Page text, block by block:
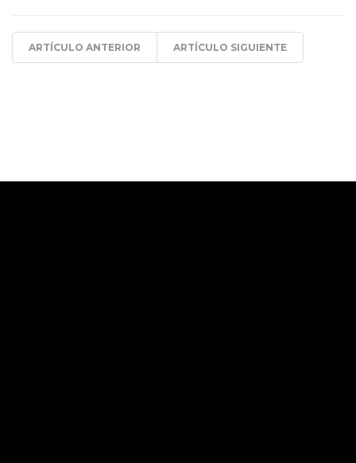
ARTÍCULO ANTERIOR ARTÍCULO SIGUIENTE